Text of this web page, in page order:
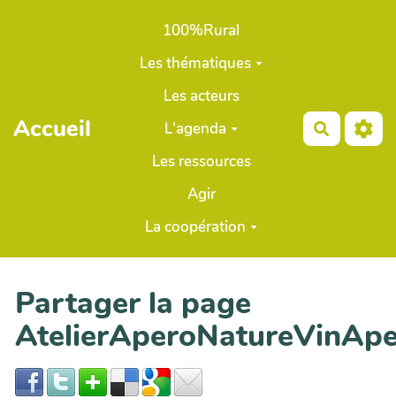
Aller au contenu principal
Accueil
100%Rural
Les thématiques
Les acteurs
L'agenda
Les ressources
Agir
La coopération
Partager la page